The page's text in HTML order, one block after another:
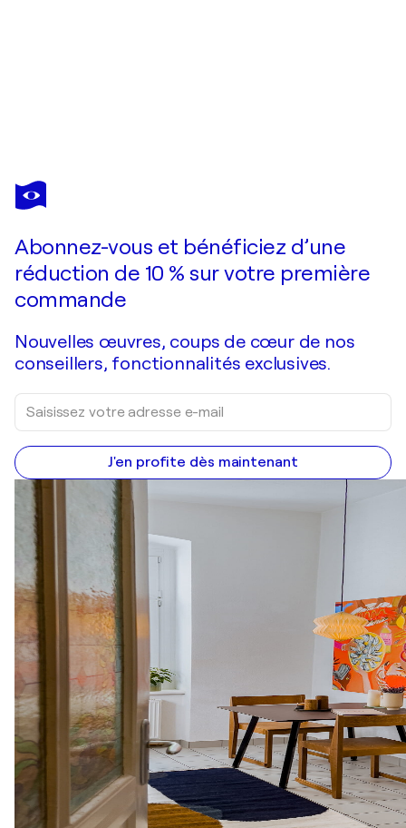
ELENA BARÓN
Silvestre 40
Abonnez-vous et bénéficiez d’une
réduction de 10 % sur votre première
commande
Nouvelles œuvres, coups de cœur de nos
conseillers, fonctionnalités exclusives.
J'en profite dès maintenant